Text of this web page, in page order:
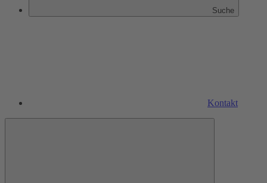
Suche
Kontakt